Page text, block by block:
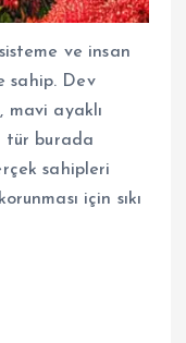
ve insan
sahip. Dev
mavi ayaklı
tür burada
sahipleri
için sıkı